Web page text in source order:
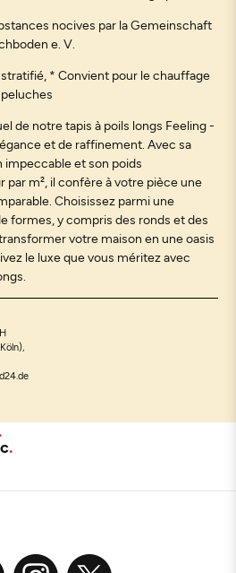
nocives par la Gemeinschaft
e. V.
* Convient pour le chauffage
de notre tapis à poils longs Feeling -
et de raffinement. Avec sa
impeccable et son poids
m², il confère à votre pièce une
Choisissez parmi une
formes, y compris des ronds et des
votre maison en une oasis
le luxe que vous méritez avec